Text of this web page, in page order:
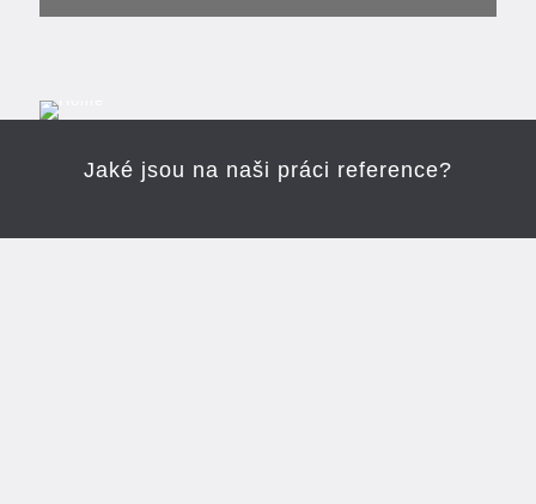
Jaké jsou na naši práci reference?